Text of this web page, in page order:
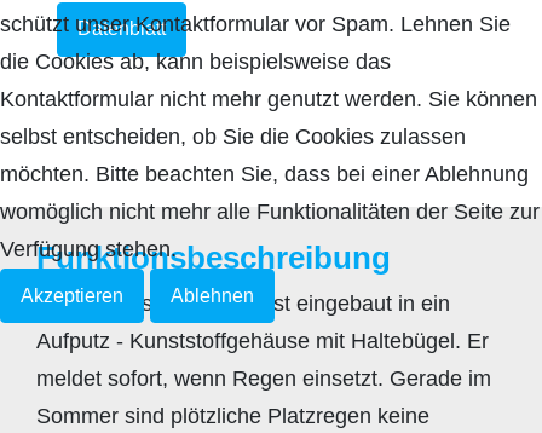
Datenblatt
Funktionsbeschreibung
Der Regensensor RS-2 ist eingebaut in ein
Aufputz - Kunststoffgehäuse mit Haltebügel. Er
meldet sofort, wenn Regen einsetzt. Gerade im
Sommer sind plötzliche Platzregen keine
schützt unser Kontaktformular vor Spam. Lehnen Sie
die Cookies ab, kann beispielsweise das
Kontaktformular nicht mehr genutzt werden. Sie können
selbst entscheiden, ob Sie die Cookies zulassen
möchten. Bitte beachten Sie, dass bei einer Ablehnung
womöglich nicht mehr alle Funktionalitäten der Seite zur
Verfügung stehen.
Akzeptieren Ablehnen